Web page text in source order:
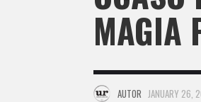
MAGIA
AUTOR JANUARY 26,